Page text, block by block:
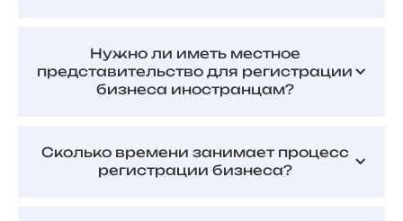
Нужно ли иметь местное
представительство для регистрации
бизнеса иностранцам?
Сколько времени занимает процесс
регистрации бизнеса?